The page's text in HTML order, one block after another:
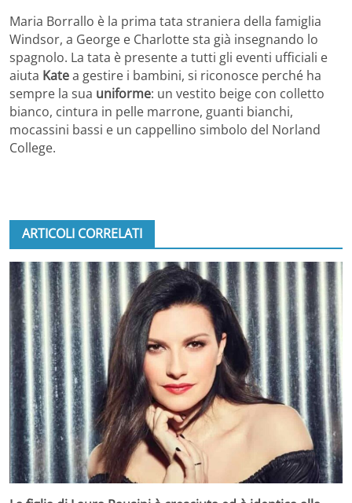
Maria Borrallo è la prima tata straniera della famiglia
Windsor, a George e Charlotte sta già insegnando lo
spagnolo. La tata è presente a tutti gli eventi ufficiali e
aiuta Katea gestire i bambini, si riconosce perché ha
sempre la sua uniforme: un vestito beige con colletto
bianco, cintura in pelle marrone, guanti bianchi,
mocassini bassi e un cappellino simbolo del Norland
College.
ARTICOLI CORRELATI